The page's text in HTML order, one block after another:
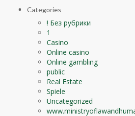
Categories
! Без рубрики
1
Casino
Online casino
Online gambling
public
Real Estate
Spiele
Uncategorized